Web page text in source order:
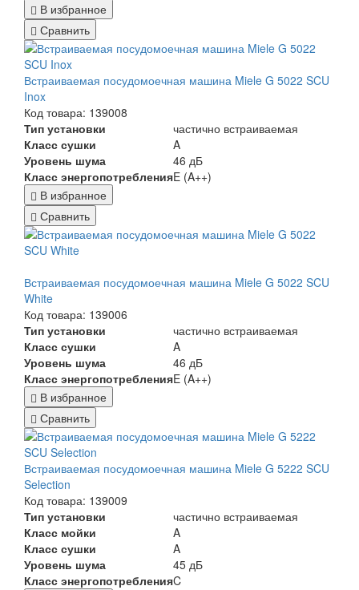
В избранное
Сравнить
Встраиваемая посудомоечная машина Miele G 5022 SCU
Inox
Код товара: 139008
Тип установки
частично встраиваемая
Класс сушки
A
Уровень шума
46 дБ
Класс энергопотребленияE (A++)
В избранное
Сравнить
Встраиваемая посудомоечная машина Miele G 5022 SCU
White
Код товара: 139006
Тип установки
частично встраиваемая
Класс сушки
A
Уровень шума
46 дБ
Класс энергопотребленияE (A++)
В избранное
Сравнить
Встраиваемая посудомоечная машина Miele G 5222 SCU
Selection
Код товара: 139009
Тип установки
частично встраиваемая
Класс мойки
A
Класс сушки
A
Уровень шума
45 дБ
Класс энергопотребленияC